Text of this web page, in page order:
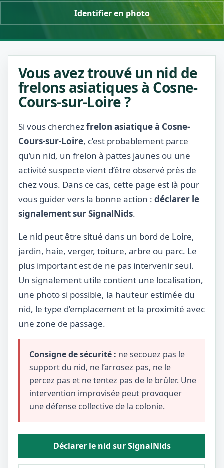
Identifier en photo
Vous avez trouvé un nid de
frelons asiatiques à Cosne-
Cours-sur-Loire ?
Si vous cherchezfrelon asiatique à Cosne-
Cours-sur-Loire, c’est probablement parce
qu’un nid, un frelon à pattes jaunes ou une
activité suspecte vient d’être observé près de
chez vous. Dans ce cas, cette page est là pour
vous guider vers la bonne action : déclarer le
signalement sur SignalNids.
Le nid peut être situé dans un bord de Loire,
jardin, haie, verger, toiture, arbre ou parc. Le
plus important est de ne pas intervenir seul.
Un signalement utile contient une localisation,
une photo si possible, la hauteur estimée du
nid, le type d’emplacement et la proximité avec
une zone de passage.
Consigne de sécurité : ne secouez pas le
support du nid, ne l’arrosez pas, ne le
percez pas et ne tentez pas de le brûler. Une
intervention improvisée peut provoquer
une défense collective de la colonie.
Déclarer le nid sur SignalNids